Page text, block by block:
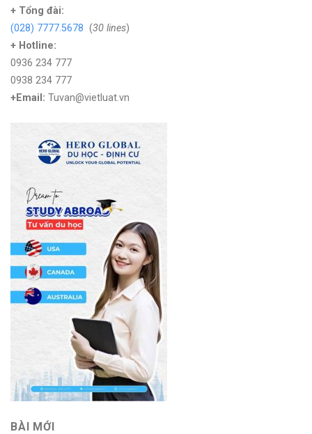
+ Tổng đài:
(028) 7777.5678 (30 lines)
+ Hotline:
0936 234 777
0938 234 777
+Email: Tuvan@vietluat.vn
BÀI MỚI